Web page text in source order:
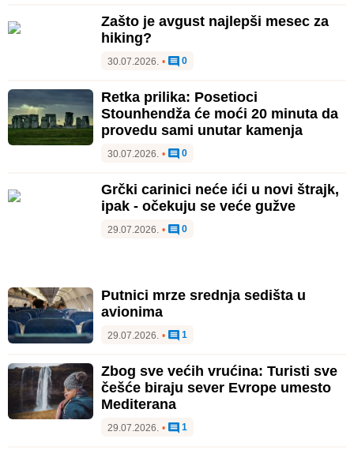
Zašto je avgust najlepši mesec za
hiking?
30.07.2026. • 0
Retka prilika: Posetioci
Stounhendža će moći 20 minuta da
provedu sami unutar kamenja
30.07.2026. • 0
Grčki carinici neće ići u novi štrajk,
ipak - očekuju se veće gužve
29.07.2026. • 0
Putnici mrze srednja sedišta u
avionima
29.07.2026. • 1
Zbog sve većih vrućina: Turisti sve
češće biraju sever Evrope umesto
Mediterana
29.07.2026. • 1